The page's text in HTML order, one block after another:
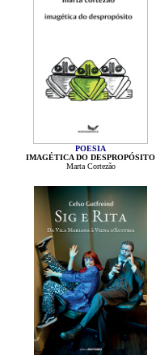
POESIA
IMAGÉTICA DO DESPROPÓSITO
Marta Cortezão